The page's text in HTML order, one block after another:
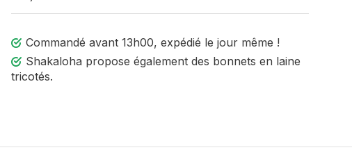
Commandé avant 13h00, expédié le jour même !
Shakaloha propose également des bonnets en laine
tricotés.